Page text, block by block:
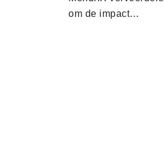
om de impact…